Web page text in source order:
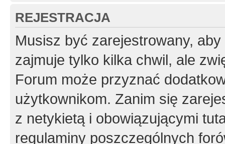
REJESTRACJA
Musisz być zarejestrowany,
zajmuje tylko kilka chwil, ale
Forum może przyznać
użytkownikom. Zanim się
z netykietą i obowiązującymi
regulaminy poszczególnych